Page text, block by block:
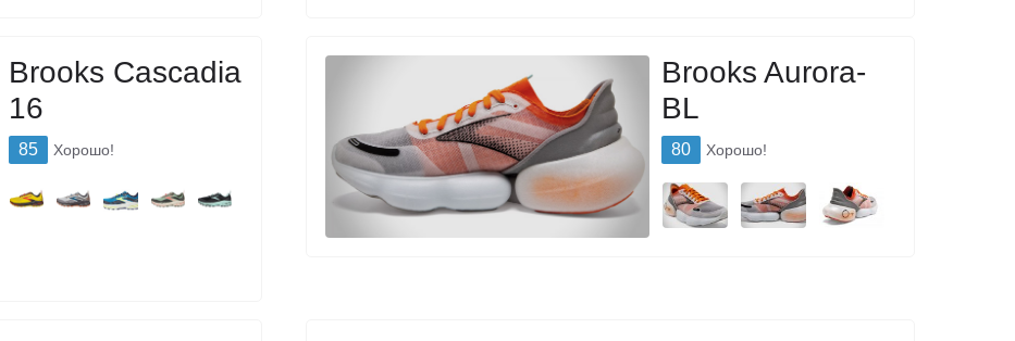
Brooks Cascadia
16
85 Хорошо!
Brooks Aurora-
BL
80 Хорошо!